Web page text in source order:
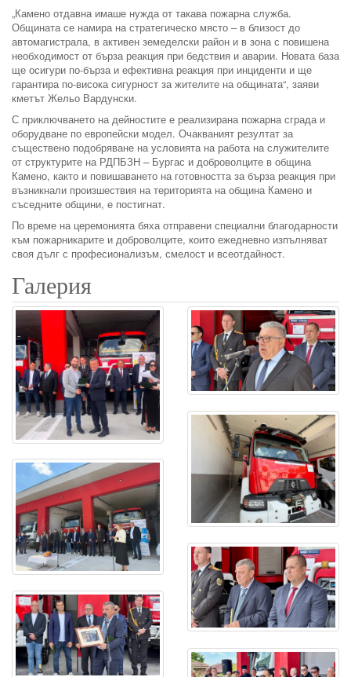
„Камено отдавна имаше нужда от такава пожарна служба.
Общината се намира на стратегическо място – в близост до
автомагистрала, в активен земеделски район и в зона с повишена
необходимост от бърза реакция при бедствия и аварии. Новата база
ще осигури по-бърза и ефективна реакция при инциденти и ще
гарантира по-висока сигурност за жителите на общината“, заяви
кметът Жельо Вардунски.
С приключването на дейностите е реализирана пожарна сграда и
оборудване по европейски модел. Очакваният резултат за
съществено подобряване на условията на работа на служителите
от структурите на РДПБЗН – Бургас и доброволците в община
Камено, както и повишаването на готовността за бърза реакция при
възникнали произшествия на територията на община Камено и
съседните общини, е постигнат.
По време на церемонията бяха отправени специални благодарности
към пожарникарите и доброволците, които ежедневно изпълняват
своя дълг с професионализъм, смелост и всеотдайност.
Галерия